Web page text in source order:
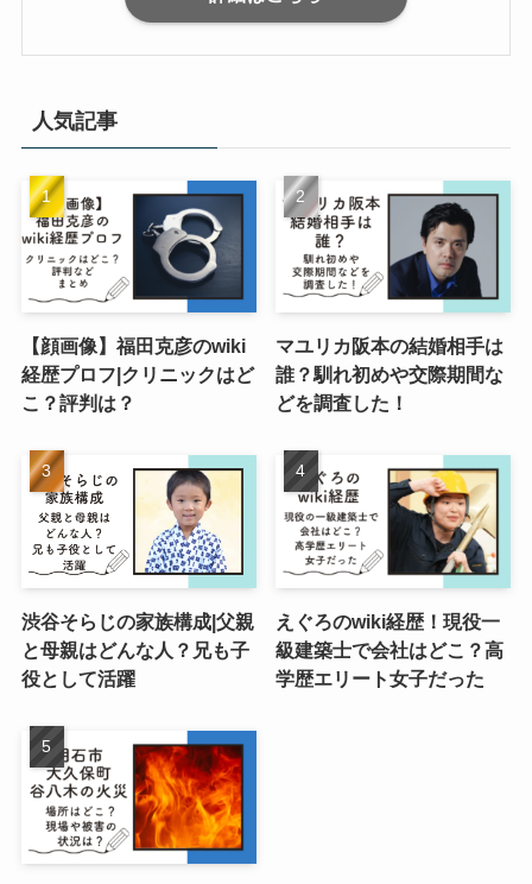
人気記事
【顔画像】福田克彦のwiki
経歴プロフ|クリニックはど
こ？評判は？
マユリカ阪本の結婚相手は
誰？馴れ初めや交際期間な
どを調査した！
渋谷そらじの家族構成|父親
と母親はどんな人？兄も子
役として活躍
えぐろのwiki経歴！現役一
級建築士で会社はどこ？高
学歴エリート女子だった